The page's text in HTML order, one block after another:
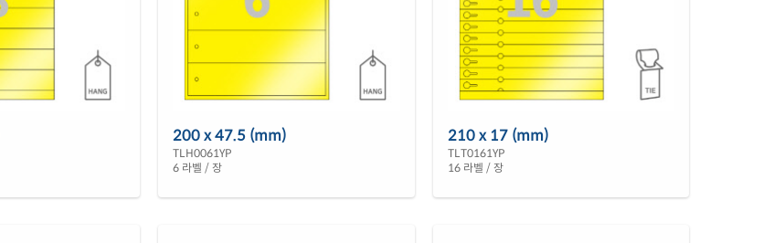
200 x 47.5 (mm)
TLH0061YP
6 라벨 / 장
210 x 17 (mm)
TLT0161YP
16 라벨 / 장